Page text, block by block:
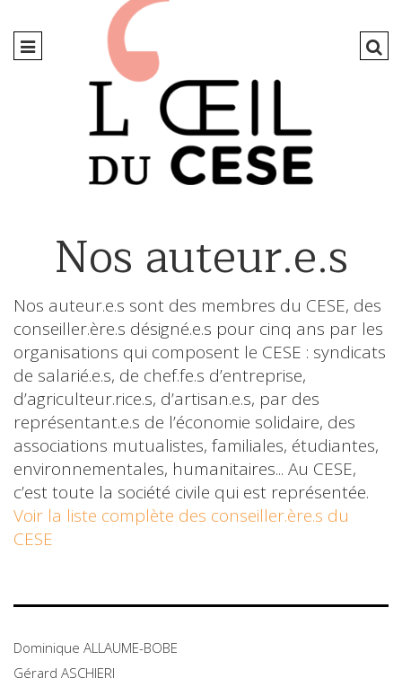
Nos auteur.e.s
Nos auteur.e.s sont des membres du CESE, des
conseiller.ère.s désigné.e.s pour cinq ans par les
organisations qui composent le CESE : syndicats
de salarié.e.s, de chef.fe.s d’entreprise,
d’agriculteur.rice.s, d’artisan.e.s, par des
représentant.e.s de l’économie solidaire, des
associations mutualistes, familiales, étudiantes,
environnementales, humanitaires... Au CESE,
c’est toute la société civile qui est représentée.
Voir la liste complète des conseiller.ère.s du
CESE
Dominique ALLAUME-BOBE
Gérard ASCHIERI